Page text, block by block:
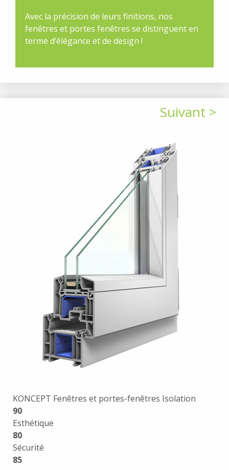
Avec la précision de leurs finitions, nos
fenêtres et portes fenêtres se distinguent en
terme d’élégance et de design !
Suivant >
KONCEPT Fenêtres et portes-fenêtres Isolation
90
Esthétique
80
Sécurité
85